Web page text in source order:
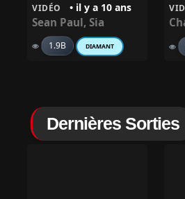
VIDÉO • il y a 10 ans
Sean Paul, Sia
1.9B DIAMANT
Dernières Sorties